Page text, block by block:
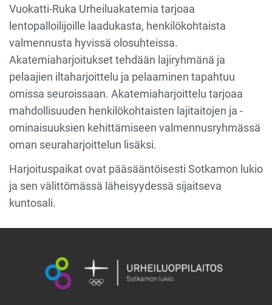
Vuokatti-Ruka Urheiluakatemia tarjoaa
lentopalloilijoille laadukasta, henkilökohtaista
valmennusta hyvissä olosuhteissa.
Akatemiaharjoitukset tehdään lajiryhmänä ja
pelaajien iltaharjoittelu ja pelaaminen tapahtuu
omissa seuroissaan. Akatemiaharjoittelu tarjoaa
mahdollisuuden henkilökohtaisten lajitaitojen ja -
ominaisuuksien kehittämiseen valmennusryhmässä
oman seuraharjoittelun lisäksi.
Harjoituspaikat ovat pääsääntöisesti Sotkamon lukio
ja sen välittömässä läheisyydessä sijaitseva
kuntosali.